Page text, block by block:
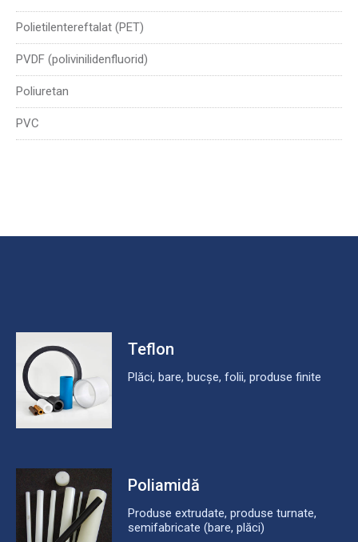
Polietilentereftalat (PET)
PVDF (polivinilidenfluorid)
Poliuretan
PVC
Teflon
Plăci, bare, bucșe, folii, produse finite
Poliamidă
Produse extrudate, produse turnate,
semifabricate (bare, plăci)